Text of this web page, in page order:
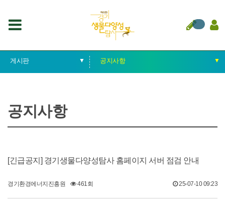
게시판 ▼
중점 탐사
공지사항 ▼
공지사항
[긴급공지] 경기생물다양성탐사 홈페이지 서버 점검 안내
경기환경에너지진흥원 461회 25-07-10 09:23